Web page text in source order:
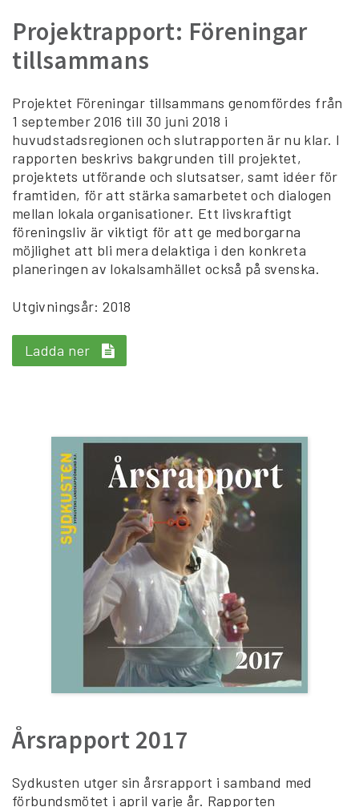
Projektrapport: Föreningar
tillsammans
Projektet Föreningar tillsammans genomfördes från
1 september 2016 till 30 juni 2018 i
huvudstadsregionen och slutrapporten är nu klar. I
rapporten beskrivs bakgrunden till projektet,
projektets utförande och slutsatser, samt idéer för
framtiden, för att stärka samarbetet och dialogen
mellan lokala organisationer. Ett livskraftigt
föreningsliv är viktigt för att ge medborgarna
möjlighet att bli mera delaktiga i den konkreta
planeringen av lokalsamhället också på svenska.
Utgivningsår: 2018
Ladda ner
Årsrapport 2017
Sydkusten utger sin årsrapport i samband med
förbundsmötet i april varje år. Rapporten